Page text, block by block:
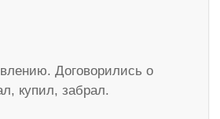
Договорились о
купил, забрал.